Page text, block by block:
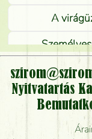
A
virágcsokrot,
Meddig
Nyitvatartás